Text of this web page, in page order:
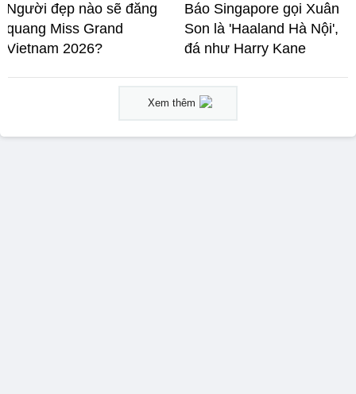
Người đẹp nào sẽ đăng
quang Miss Grand
Vietnam 2026?
Báo Singapore gọi Xuân
Son là 'Haaland Hà Nội',
đá như Harry Kane
Xem thêm